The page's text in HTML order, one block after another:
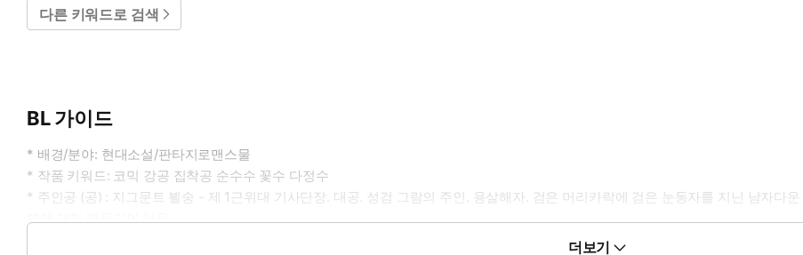
다른 키워드로 검색
BL 가이드
* 배경/분야: 현대소설/판타지로맨스물
* 작품 키워드: 코믹 강공 집착공 순수수 꽃수 다정수
* 주인공 (공) : 지그문트 뵐숭 - 제 1근위대 기사단장. 대공. 성검 그람의 주인. 용살해자. 검은 머리카락에 검은 눈동자를 지닌 남자다
분에 대한 열등감이 있음.
* 주인공 (수) : 브륀힐트 우단 - 제 1근위대 소속 기사. 공작가의 셋째 도련님. 회색 머리카락에 푸른 눈동자를 지닌 곱상한 외모. 유순
더보기